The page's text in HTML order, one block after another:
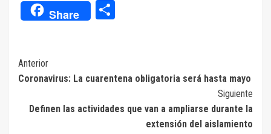
Share
Navegación
de
entradas
Anterior
Coronavirus: La cuarentena obligatoria será hasta mayo
Siguiente
Definen las actividades que van a ampliarse durante la
extensión del aislamiento